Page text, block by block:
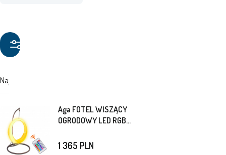
Najdroższe
Aga FOTEL WISZĄCY
OGRODOWY LED RGB
1 365 PLN